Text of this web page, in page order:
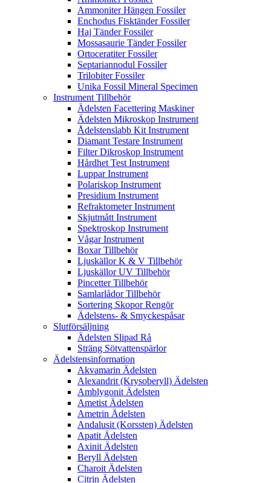
Ammoniter Hängen Fossiler
Enchodus Fisktänder Fossiler
Haj Tänder Fossiler
Mossasaurie Tänder Fossiler
Ortoceratiter Fossiler
Septariannodul Fossiler
Trilobiter Fossiler
Unika Fossil Mineral Specimen
Instrument Tillbehör
Ädelsten Facettering Maskiner
Ädelsten Mikroskop Instrument
Ådelstenslabb Kit Instrument
Diamant Testare Instrument
Filter Dikroskop Instrument
Hårdhet Test Instrument
Luppar Instrument
Polariskop Instrument
Presidium Instrument
Refraktometer Instrument
Skjutmått Instrument
Spektroskop Instrument
Vågar Instrument
Boxar Tillbehör
Ljuskällor K & V Tillbehör
Ljuskällor UV Tillbehör
Pincetter Tillbehör
Samlarlådor Tillbehör
Sortering Skopor Rengör
Ädelstens- & Smyckespåsar
Slutförsäljning
Ädelsten Slipad Rå
Sträng Sötvattenspärlor
Ädelstensinformation
Akvamarin Ädelsten
Alexandrit (Krysoberyll) Ädelsten
Amblygonit Ädelsten
Ametist Ädelsten
Ametrin Ädelsten
Andalusit (Korssten) Ädelsten
Apatit Ädelsten
Axinit Ädelsten
Beryll Ädelsten
Charoit Ädelsten
Citrin Ädelsten